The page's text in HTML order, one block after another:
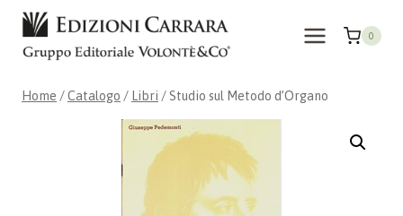
Salta
contenuto
0
Home /Catalogo / Libri / Studio sul Metodo d’Organo